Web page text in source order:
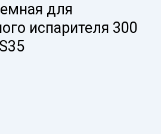
для
испарителя 300